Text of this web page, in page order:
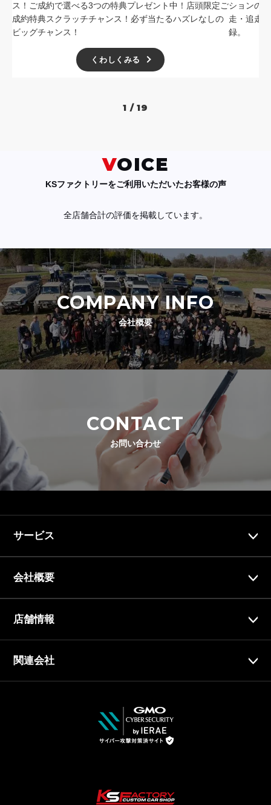
ス！ご成約で選べる3つの特典プレゼント中！店頭限定ご
成約特典スクラッチチャンス！必ず当たるハズレなしの
ビッグチャンス！
くわしくみる
ションの
走・追走
録。
1 / 19
VOICE
KSファクトリーをご利用いただいたお客様の声
全店舗合計の評価を掲載しています。
COMPANY INFO
会社概要
CONTACT
お問い合わせ
サービス
会社概要
店舗情報
関連会社